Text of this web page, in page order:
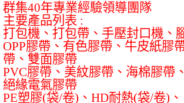
群集40年專業經驗領導團隊
主要產品列表 :
打包機、打包帶、手壓封口機、
OPP膠帶、有色膠帶、牛皮紙膠
帶、雙面膠帶
PVC膠帶、美紋膠帶、海棉膠帶
絕緣電氣膠帶
PE塑膠(袋/卷) 、 HD耐熱(袋/卷) 、